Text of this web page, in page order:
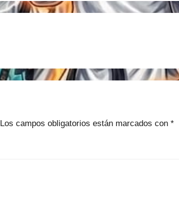
Los campos obligatorios están marcados con *